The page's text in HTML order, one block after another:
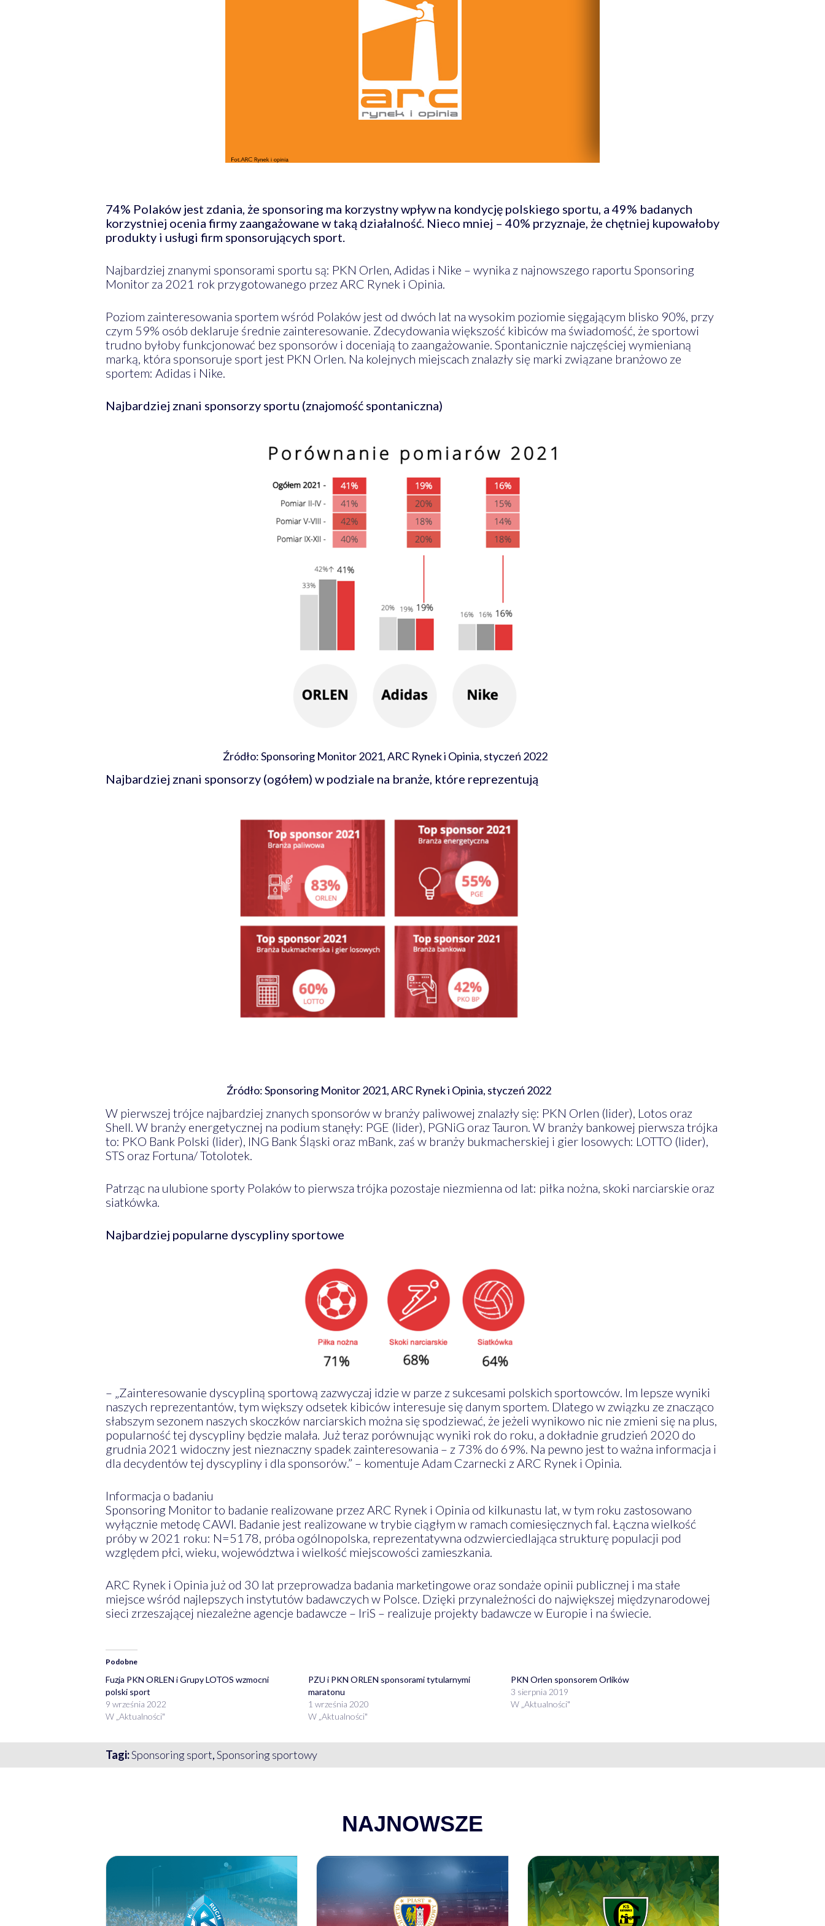
74% Polaków jest zdania, że sponsoring ma korzystny wpływ na kondycję polskiego sportu, a 49% badanych
korzystniej ocenia firmy zaangażowane w taką działalność. Nieco mniej – 40% przyznaje, że chętniej kupowałoby
produkty i usługi firm sponsorujących sport.
Najbardziej znanymi sponsorami sportu są: PKN Orlen, Adidas i Nike – wynika z najnowszego raportu Sponsoring
Monitor za 2021 rok przygotowanego przez ARC Rynek i Opinia.
Poziom zainteresowania sportem wśród Polaków jest od dwóch lat na wysokim poziomie sięgającym blisko 90%, przy
czym 59% osób deklaruje średnie zainteresowanie. Zdecydowania większość kibiców ma świadomość, że sportowi
trudno byłoby funkcjonować bez sponsorów i doceniają to zaangażowanie. Spontanicznie najczęściej wymienianą
marką, która sponsoruje sport jest PKN Orlen. Na kolejnych miejscach znalazły się marki związane branżowo ze
sportem: Adidas i Nike.
Najbardziej znani sponsorzy sportu (znajomość spontaniczna)
Źródło: Sponsoring Monitor 2021, ARC Rynek i Opinia, styczeń 2022
Najbardziej znani sponsorzy (ogółem) w podziale na branże, które reprezentują
Źródło: Sponsoring Monitor 2021, ARC Rynek i Opinia, styczeń 2022
W pierwszej trójce najbardziej znanych sponsorów w branży paliwowej znalazły się: PKN Orlen (lider), Lotos oraz
Shell. W branży energetycznej na podium stanęły: PGE (lider), PGNiG oraz Tauron. W branży bankowej pierwsza trójka
to: PKO Bank Polski (lider), ING Bank Śląski oraz mBank, zaś w branży bukmacherskiej i gier losowych: LOTTO (lider),
STS oraz Fortuna/ Totolotek.
Patrząc na ulubione sporty Polaków to pierwsza trójka pozostaje niezmienna od lat: piłka nożna, skoki narciarskie oraz
siatkówka.
Najbardziej popularne dyscypliny sportowe
– „Zainteresowanie dyscypliną sportową zazwyczaj idzie w parze z sukcesami polskich sportowców. Im lepsze wyniki
naszych reprezentantów, tym większy odsetek kibiców interesuje się danym sportem. Dlatego w związku ze znacząco
słabszym sezonem naszych skoczków narciarskich można się spodziewać, że jeżeli wynikowo nic nie zmieni się na plus,
popularność tej dyscypliny będzie malała. Już teraz porównując wyniki rok do roku, a dokładnie grudzień 2020 do
grudnia 2021 widoczny jest nieznaczny spadek zainteresowania – z 73% do 69%. Na pewno jest to ważna informacja i
dla decydentów tej dyscypliny i dla sponsorów.” – komentuje Adam Czarnecki z ARC Rynek i Opinia.
Informacja o badaniu
Sponsoring Monitor to badanie realizowane przez ARC Rynek i Opinia od kilkunastu lat, w tym roku zastosowano
wyłącznie metodę CAWI. Badanie jest realizowane w trybie ciągłym w ramach comiesięcznych fal. Łączna wielkość
próby w 2021 roku: N=5178, próba ogólnopolska, reprezentatywna odzwierciedlająca strukturę populacji pod
względem płci, wieku, województwa i wielkość miejscowości zamieszkania.
ARC Rynek i Opinia już od 30 lat przeprowadza badania marketingowe oraz sondaże opinii publicznej i ma stałe
miejsce wśród najlepszych instytutów badawczych w Polsce. Dzięki przynależności do największej międzynarodowej
sieci zrzeszającej niezależne agencje badawcze – IriS – realizuje projekty badawcze w Europie i na świecie.
Podobne
Fuzja PKN ORLEN i Grupy LOTOS wzmocni
polski sport
9 września 2022
W „Aktualności"
PZU i PKN ORLEN sponsorami tytularnymi
maratonu
1 września 2020
W „Aktualności"
PKN Orlen sponsorem Orlików
3 sierpnia 2019
W „Aktualności"
Tagi:Sponsoring sport,Sponsoring sportowy
NAJNOWSZE